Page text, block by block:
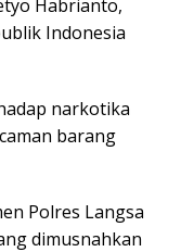
Habrianto,
Indonesia
narkotika
barang
Polres Langsa
dimusnahkan